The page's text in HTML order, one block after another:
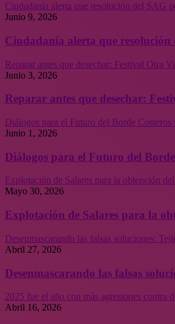
Ciudadanía alerta que resolución del SAG
Junio 9, 2026
Ciudadanía alerta que resolución
Reparar antes que desechar: Festival Otra
Junio 3, 2026
Reparar antes que desechar:
Diálogos para el Futuro del Borde
Junio 1, 2026
Diálogos para el Futuro del
Explotación de Salares para la obtención
Mayo 30, 2026
Explotación de Salares para la
Desenmascarando las falsas soluciones:
Abril 27, 2026
Desenmascarando las falsas
2025 fue el año con más agresiones contra
Abril 16, 2026